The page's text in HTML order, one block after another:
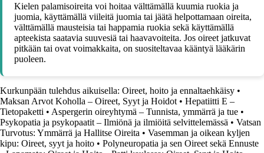
Kielen palamisoireita voi hoitaa välttämällä kuumia ruokia ja
juomia, käyttämällä viileitä juomia tai jäätä helpottamaan oireita,
välttämällä mausteisia tai happamia ruokia sekä käyttämällä
apteekista saatavia suuvesiä tai haavavoiteita. Jos oireet jatkuvat
pitkään tai ovat voimakkaita, on suositeltavaa kääntyä lääkärin
puoleen.
Kurkunpään tulehdus aikuisella: Oireet, hoito ja ennaltaehkäisy •
Maksan Arvot Koholla – Oireet, Syyt ja Hoidot • Hepatiitti E –
Tietopaketti • Aspergerin oireyhtymä – Tunnista, ymmärrä ja tue •
Psykopatia ja psykopaatit – Ilmiönä ja ilmiöitä selvittelemässä • Vatsan
Turvotus: Ymmärrä ja Hallitse Oireita • Vasemman ja oikean kyljen
kipu: Oireet, syyt ja hoito • Polyneuropatia ja sen Oireet sekä Ennuste